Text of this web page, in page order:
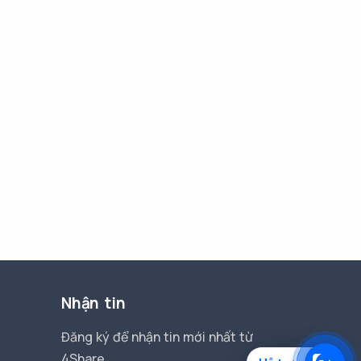
Nhận tin
Đăng ký để nhận tin mới nhất từ